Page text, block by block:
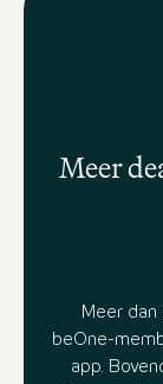
Meer
Meer dan
beOne-
app.